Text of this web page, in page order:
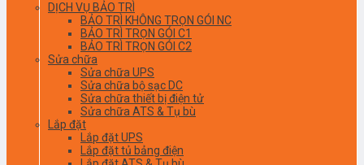
DỊCH VỤ BẢO TRÌ
BẢO TRÌ KHÔNG TRỌN GÓI NC
BẢO TRÌ TRỌN GÓI C1
BẢO TRÌ TRỌN GÓI C2
Sửa chữa
Sửa chữa UPS
Sửa chữa bộ sạc DC
Sửa chữa thiết bị điện tử
Sửa chữa ATS & Tụ bù
Lắp đặt
Lắp đặt UPS
Lắp đặt tủ bảng điện